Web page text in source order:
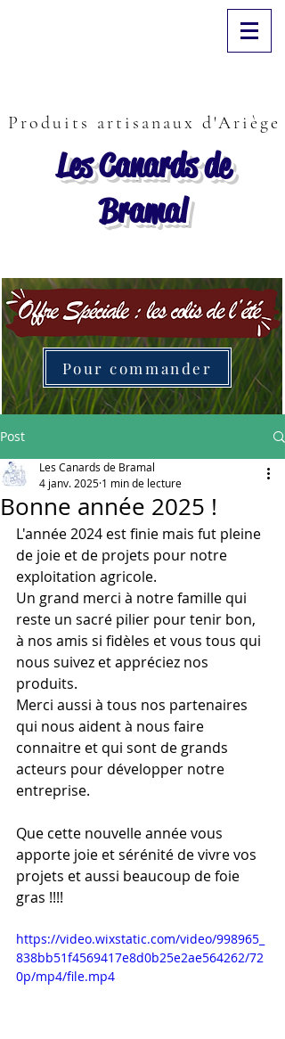
Produits artisanaux d'Ariège
Les Canards de
Bramal
Pour commander
Post
Bonne année 2025 !
Les Canards de Bramal
4 janv. 2025 1 min de lecture
L'année 2024 est finie mais fut pleine
de joie et de projets pour notre
exploitation agricole.
Un grand merci à notre famille qui
reste un sacré pilier pour tenir bon,
à nos amis si fidèles et vous tous qui
nous suivez et appréciez nos
produits.
Merci aussi à tous nos partenaires
qui nous aident à nous faire
connaitre et qui sont de grands
acteurs pour développer notre
entreprise.
Que cette nouvelle année vous
apporte joie et sérénité de vivre vos
projets et aussi beaucoup de foie
gras !!!!
https://video.wixstatic.com/video/998965_
838bb51f4569417e8d0b25e2ae564262/72
0p/mp4/file.mp4